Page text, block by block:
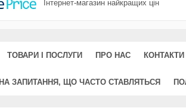
Інтернет-магазин найкращих цін
ТОВАРИ І ПОСЛУГИ ПРО НАС КОНТАКТИ
НА ЗАПИТАННЯ, ЩО ЧАСТО СТАВЛЯТЬСЯ